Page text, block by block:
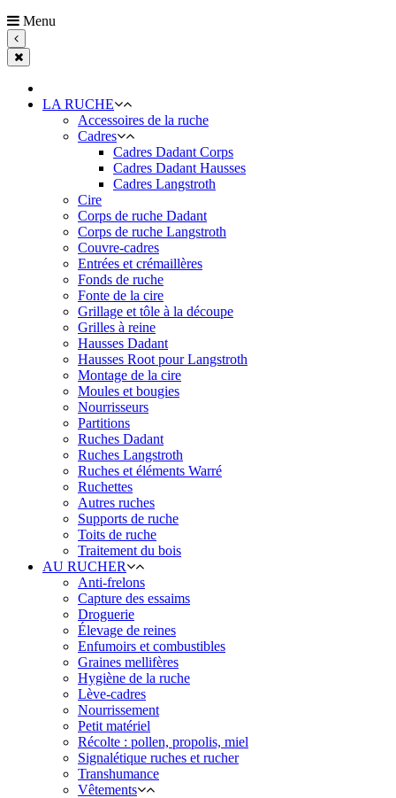
Menu
LA RUCHE
Accessoires de la ruche
Cadres
Cadres Dadant Corps
Cadres Dadant Hausses
Cadres Langstroth
Cire
Corps de ruche Dadant
Corps de ruche Langstroth
Couvre-cadres
Entrées et crémaillères
Fonds de ruche
Fonte de la cire
Grillage et tôle à la découpe
Grilles à reine
Hausses Dadant
Hausses Root pour Langstroth
Montage de la cire
Moules et bougies
Nourrisseurs
Partitions
Ruches Dadant
Ruches Langstroth
Ruches et éléments Warré
Ruchettes
Autres ruches
Supports de ruche
Toits de ruche
Traitement du bois
AU RUCHER
Anti-frelons
Capture des essaims
Droguerie
Élevage de reines
Enfumoirs et combustibles
Graines mellifères
Hygiène de la ruche
Lève-cadres
Nourrissement
Petit matériel
Récolte : pollen, propolis, miel
Signalétique ruches et rucher
Transhumance
Vêtements